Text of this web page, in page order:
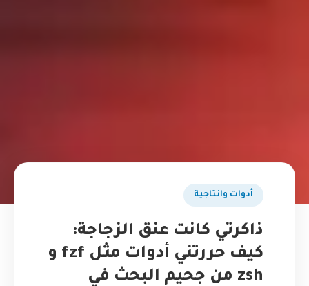
أدوات وانتاجية
ذاكرتي كانت عنق الزجاجة:
كيف حررتني أدوات مثل fzf و
zsh من جحيم البحث في